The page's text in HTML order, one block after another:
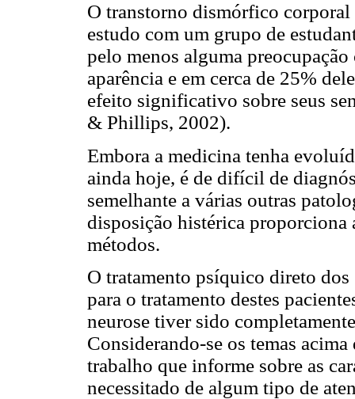
O transtorno dismórfico
estudo com um grupo de
pelo menos alguma
aparência e em cerca de 25%
efeito significativo sobre seus
& Phillips, 2002).
Embora a medicina tenha
ainda hoje, é de difícil de
semelhante a várias outras
disposição histérica proporciona
métodos.
O tratamento psíquico direto
para o tratamento destes
neurose tiver sido
Considerando-se os temas
trabalho que informe sobre as
necessitado de algum tipo de